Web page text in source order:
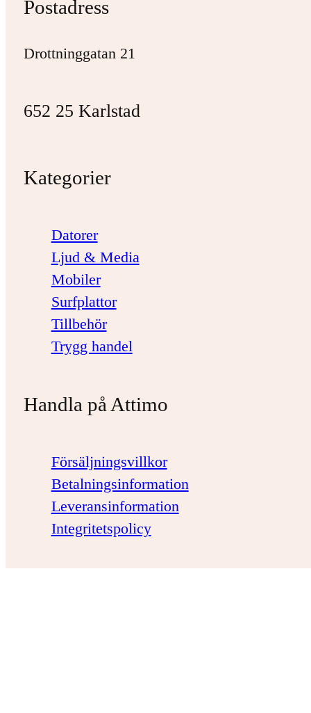
Postadress
Drottninggatan 21
652 25 Karlstad
Kategorier
Datorer
Ljud & Media
Mobiler
Surfplattor
Tillbehör
Trygg handel
Handla på Attimo
Försäljningsvillkor
Betalningsinformation
Leveransinformation
Integritetspolicy